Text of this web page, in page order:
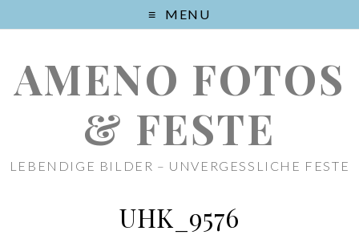
MENU
AMENO FOTOS
& FESTE
LEBENDIGE BILDER – UNVERGESSLICHE FESTE
UHK_9576